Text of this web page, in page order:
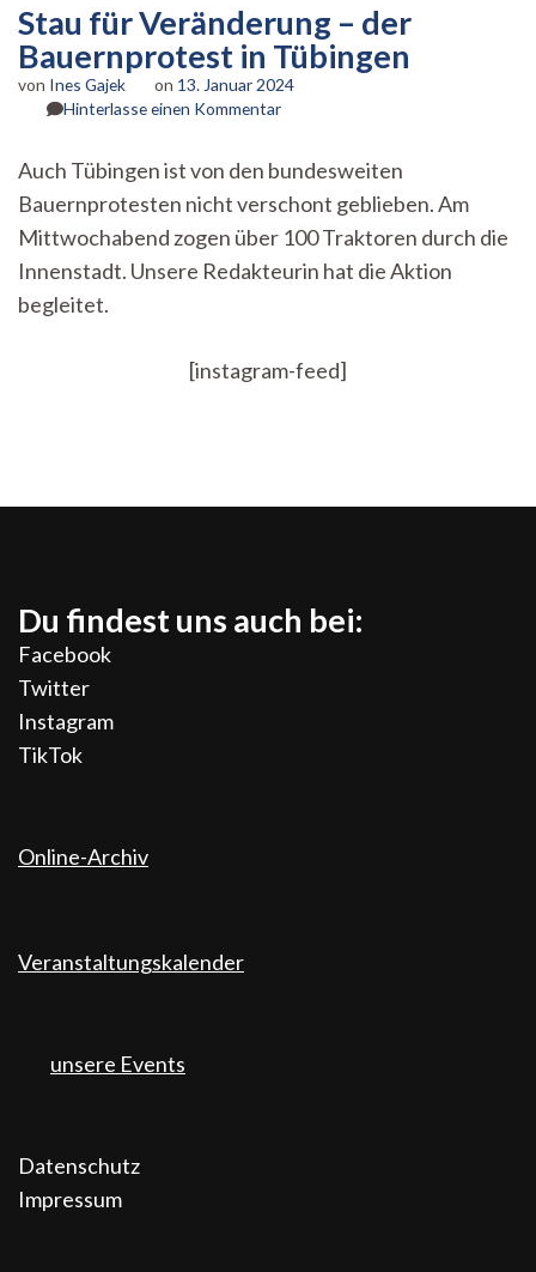
Stau für Veränderung – der
Bauernprotest in Tübingen
von Ines Gajek on 13. Januar 2024
Hinterlasse einen Kommentarzu
Veränderung
–
der
Bauernprotest
in
Auch Tübingen ist von den bundesweiten
Bauernprotesten nicht verschont geblieben. Am
Mittwochabend zogen über 100 Traktoren durch die
Innenstadt. Unsere Redakteurin hat die Aktion
begleitet.
[instagram-feed]
Du findest uns auch bei:
Facebook
Twitter
Instagram
TikTok
Online-Archiv
Veranstaltungskalender
unsere Events
Datenschutz
Impressum